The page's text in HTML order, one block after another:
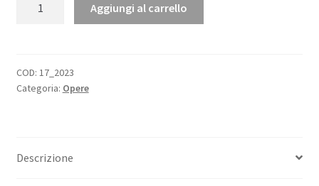
Aldo
Righetti
Aggiungi al carrello
COD: 17_2023
Categoria: Opere
Descrizione